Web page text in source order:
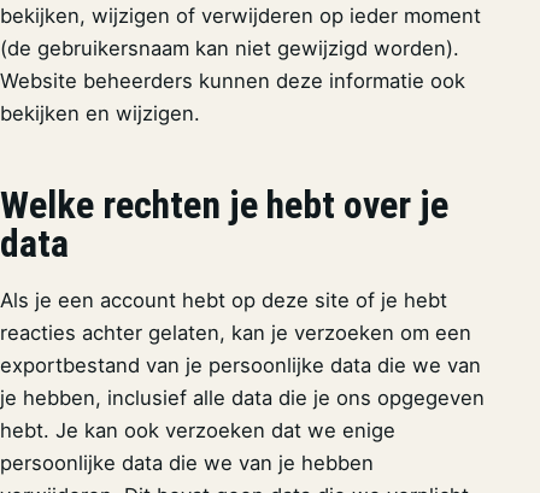
bekijken, wijzigen of verwijderen op ieder moment
(de gebruikersnaam kan niet gewijzigd worden).
Website beheerders kunnen deze informatie ook
bekijken en wijzigen.
Welke rechten je hebt over je
data
Als je een account hebt op deze site of je hebt
reacties achter gelaten, kan je verzoeken om een
exportbestand van je persoonlijke data die we van
je hebben, inclusief alle data die je ons opgegeven
hebt. Je kan ook verzoeken dat we enige
persoonlijke data die we van je hebben